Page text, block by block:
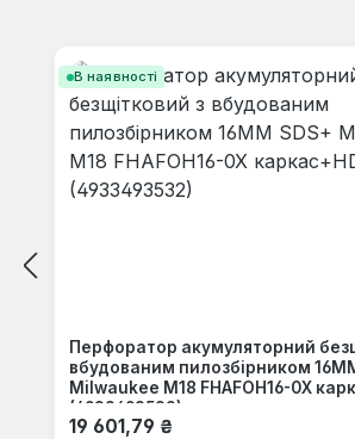
В наявності
Перфоратор акумуляторний
вбудованим пилозбірником
Milwaukee M18 FHAFOH16-0X
(4933493532)
Звичайна ціна:
19 601,79 ₴